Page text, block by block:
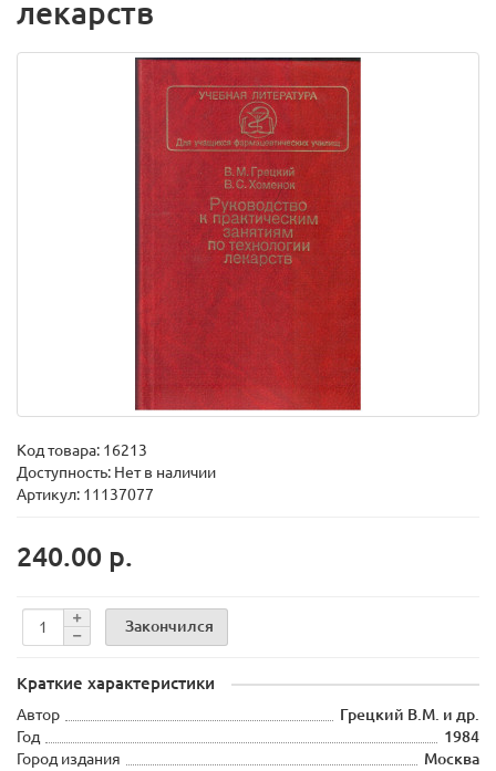
лекарств
Код товара: 16213
Доступность: Нет в наличии
Артикул: 11137077
240.00 р.
Закончился
Краткие характеристики
Автор
Грецкий В.М. и др.
Год
1984
Город издания
Москва